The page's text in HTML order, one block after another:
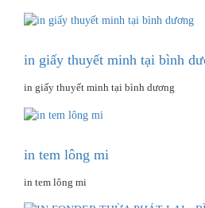
in giấy thuyết minh tại bình
in giấy thuyết minh tại bình dương
in tem lông mi
in tem lông mi